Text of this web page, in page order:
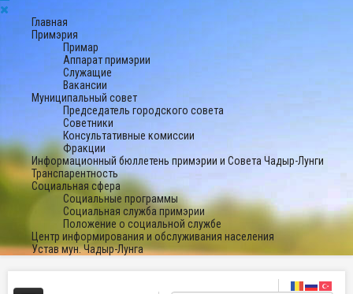
Главная
Примэрия
Примар
Аппарат примэрии
Служащие
Вакансии
Муниципальный совет
Председатель городского совета
Советники
Консультативные комиссии
Фракции
Информационный бюллетень примэрии и Совета Чадыр-Лунги
Транспарентность
Социальная сфера
Социальные программы
Социальная служба примэрии
Положение о социальной службе
Центр информирования и обслуживания населения
Устав мун. Чадыр-Лунга